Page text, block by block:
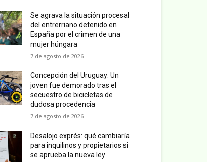
Se agrava la situación procesal
del entrerriano detenido en
España por el crimen de una
mujer húngara
7 de agosto de 2026
Concepción del Uruguay: Un
joven fue demorado tras el
secuestro de bicicletas de
dudosa procedencia
7 de agosto de 2026
Desalojo exprés: qué cambiaría
para inquilinos y propietarios si
se aprueba la nueva ley